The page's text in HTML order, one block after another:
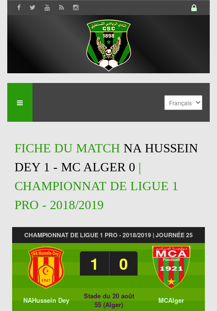
FICHE DU MATCH NA HUSSEIN
DEY 1 - MC ALGER 0 |
CHAMPIONNAT DE LIGUE 1
PRO - 2018/2019
CHAMPIONNAT DE LIGUE 1 PRO - 2018/2019 | JOURNÉE 25
1 0
NAHussein Dey
Stade du 20 août
55 (Alger)
MCAlger